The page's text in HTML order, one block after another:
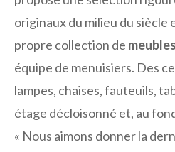
originaux du milieu du siècle
propre collection de
équipe de menuisiers. Des
lampes, chaises, fauteuils,
étage décloisonné et, au
« Nous aimons donner la